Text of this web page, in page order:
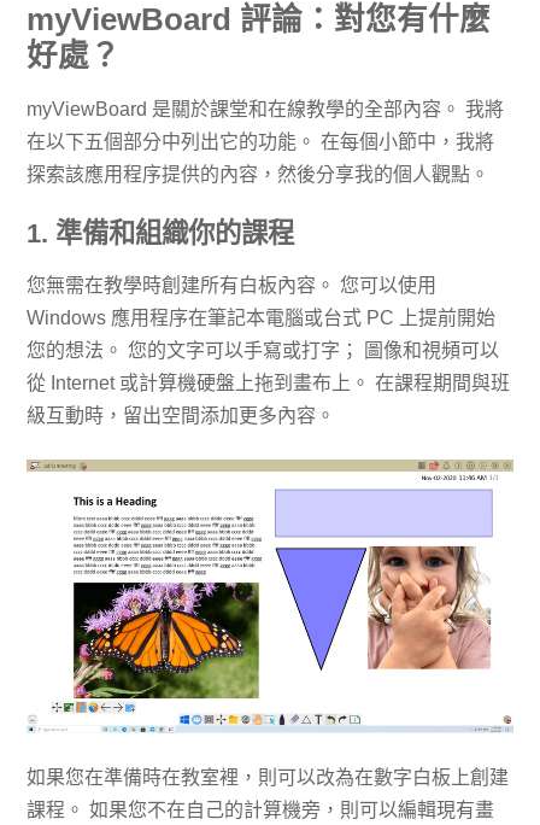
myViewBoard 評論：對您有什麼
好處？
myViewBoard 是關於課堂和在線教學的全部內容。 我將
在以下五個部分中列出它的功能。 在每個小節中，我將
探索該應用程序提供的內容，然後分享我的個人觀點。
1. 準備和組織你的課程
您無需在教學時創建所有白板內容。 您可以使用
Windows 應用程序在筆記本電腦或台式 PC 上提前開始
您的想法。 您的文字可以手寫或打字； 圖像和視頻可以
從 Internet 或計算機硬盤上拖到畫布上。 在課程期間與班
級互動時，留出空間添加更多內容。
如果您在準備時在教室裡，則可以改為在數字白板上創建
課程。 如果您不在自己的計算機旁，則可以編輯現有畫